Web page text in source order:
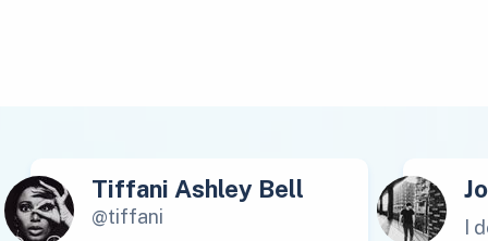
Tiffani Ashley Bell
@tiffani
I